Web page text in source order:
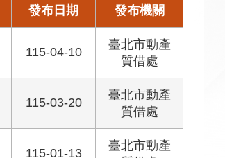
發布日期 發布機關
115-04-10
臺北市動產
質借處
115-03-20
臺北市動產
質借處
115-01-13
臺北市動產